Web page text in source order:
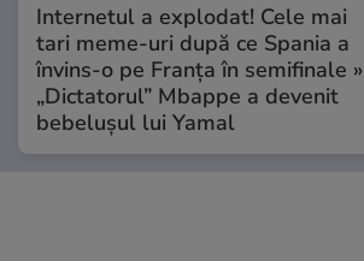
Internetul a explodat! Cele mai
tari meme-uri după ce Spania a
învins-o pe Franța în semifinale »
„Dictatorul” Mbappe a devenit
bebelușul lui Yamal